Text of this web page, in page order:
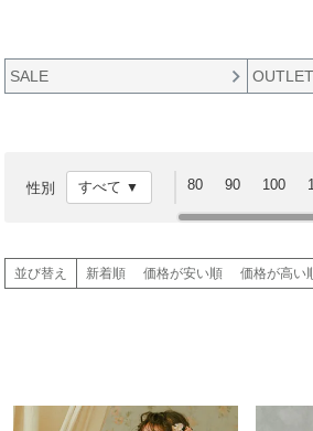
SALE OUTLET
性別 80 90 100
並び替え 新着順 価格が安い順 価格が高い